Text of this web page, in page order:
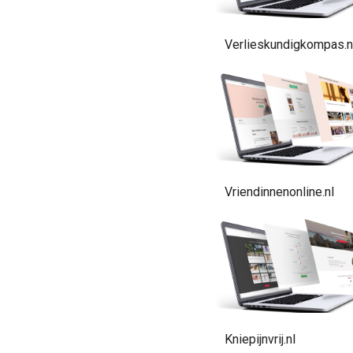
Vriendinnenonline.nl
Kniepijnvrij.nl